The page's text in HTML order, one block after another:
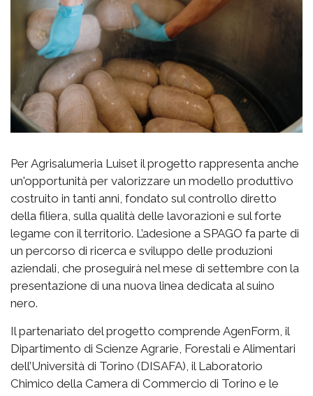
Per Agrisalumeria Luiset il progetto rappresenta anche
un'opportunità per valorizzare un modello produttivo
costruito in tanti anni, fondato sul controllo diretto
della filiera, sulla qualità delle lavorazioni e sul forte
legame con il territorio. L’adesione a SPAGO fa parte di
un percorso di ricerca e sviluppo delle produzioni
aziendali, che proseguirà nel mese di settembre con la
presentazione di una nuova linea dedicata al suino
nero.
Il partenariato del progetto comprende AgenForm, il
Dipartimento di Scienze Agrarie, Forestali e Alimentari
dell’Università di Torino (DISAFA), il Laboratorio
Chimico della Camera di Commercio di Torino e le